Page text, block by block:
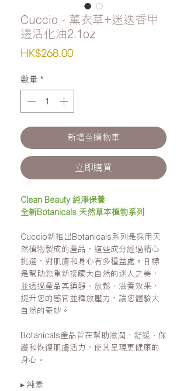
Cuccio - 薰衣草+迷迭香甲
邊活化油2.1oz
HK$268.00價
數量 *
新增至購物車
立即購買
Clean Beauty 純淨保養
全新Botanicals 天然草本植物系列
Cuccio新推出 Botanicals 系列是採用天
然植物製成的產品，這些成分經過精心
挑選，對肌 膚和 身心有多種益處。目標
是幫助您重新接觸大自然的迷人之美，
並透過產品其鎮靜 、放鬆、滋養效果，
提升您的感官並釋放壓力，讓您體驗大
自然的奇妙。
Botanicals產品旨在幫助滋潤、舒緩、保
護和恢復肌膚活力，使其呈現更健康的
身心。
▸ 純素